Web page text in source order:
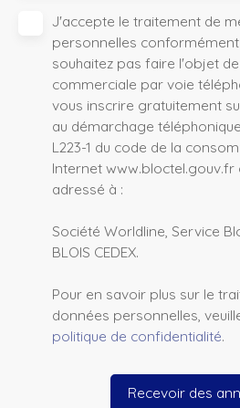
J'accepte le traitement de
personnelles conformément
souhaitez pas faire l'objet
commerciale par voie
vous inscrire gratuitement
au démarchage
L223-1 du code de la
Internet
adressé à :
Société Worldline, Service
BLOIS CEDEX.
Pour en savoir plus sur le
données personnelles,
politique de confidentialité.
Recevoir des